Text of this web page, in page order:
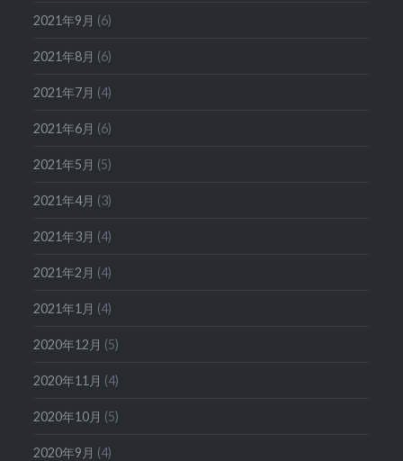
2021年9月 (6)
2021年8月 (6)
2021年7月 (4)
2021年6月 (6)
2021年5月 (5)
2021年4月 (3)
2021年3月 (4)
2021年2月 (4)
2021年1月 (4)
2020年12月 (5)
2020年11月 (4)
2020年10月 (5)
2020年9月 (4)